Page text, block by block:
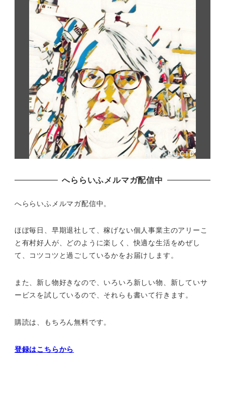
へららいふメルマガ配信中
へららいふメルマガ配信中。
ほぼ毎日、早期退社して、稼げない個人事業主のアリーこ
と有村好人が、どのように楽しく、快適な生活をめぜし
て、 コツコツと過ごしているかをお届けします。
また、新し物好きなので、いろいろ新しい物、 新していサ
ービスを試しているので、それらも書いて行きます。
購読は、もちろん無料です。
登録はこちらから